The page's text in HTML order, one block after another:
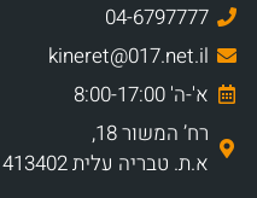
04-6797777
kineret@017.net.il
א'-ה' 8:00-17:00
רח’ המשור 18,
א.ת. טבריה עלית 1413402